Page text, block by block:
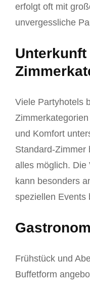
erfolgt oft mit
unvergessliche
Unterkunft
Viele Partyhotels
und Komfort
Standard-Zimmer
alles möglich. Die
kann besonders
speziellen Events
Frühstück und
Buffetform